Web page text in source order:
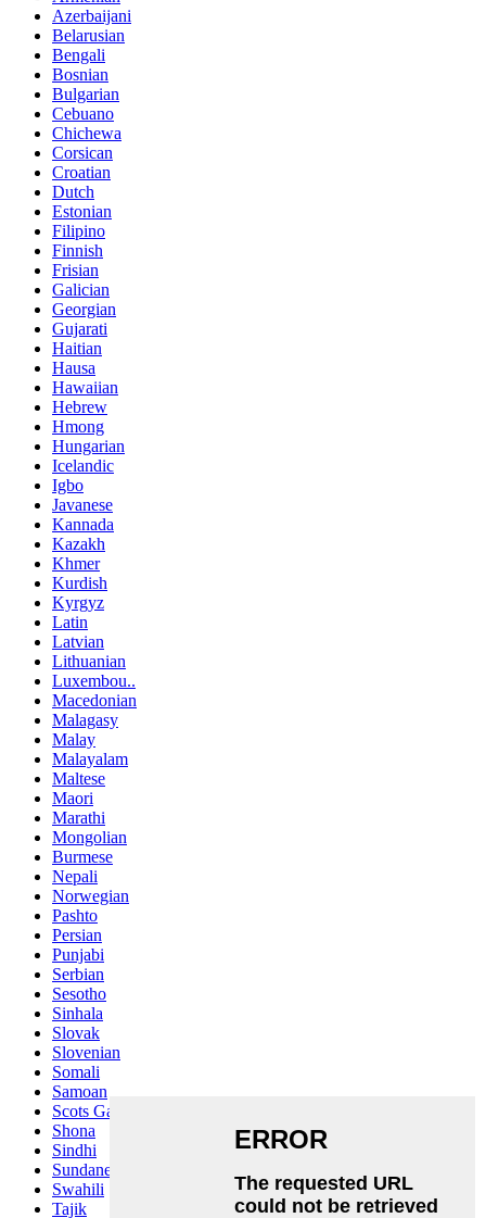
Azerbaijani
Belarusian
Bengali
Bosnian
Bulgarian
Cebuano
Chichewa
Corsican
Croatian
Dutch
Estonian
Filipino
Finnish
Frisian
Galician
Georgian
Gujarati
Haitian
Hausa
Hawaiian
Hebrew
Hmong
Hungarian
Icelandic
Igbo
Javanese
Kannada
Kazakh
Khmer
Kurdish
Kyrgyz
Latin
Latvian
Lithuanian
Luxembou..
Macedonian
Malagasy
Malay
Malayalam
Maltese
Maori
Marathi
Mongolian
Burmese
Nepali
Norwegian
Pashto
Persian
Punjabi
Serbian
Sesotho
Sinhala
Slovak
Slovenian
Somali
Samoan
Scots Gaelic
Shona
Sindhi
Sundanese
Swahili
Tajik